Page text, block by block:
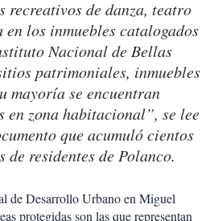
recreativos de danza, teatro
en los inmuebles catalogados
Nacional de Bellas
patrimoniales, inmuebles
mayoría se encuentran
en zona habitacional”, se lee
que acumuló cientos
de residentes de Polanco.
de Desarrollo Urbano en Miguel
protegidas son las que representan